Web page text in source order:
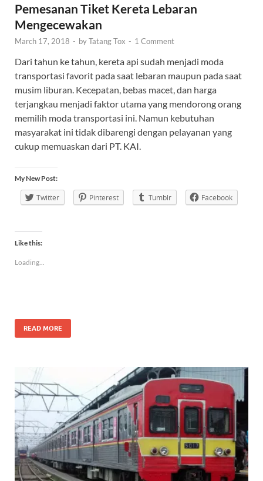
Pemesanan Tiket Kereta Lebaran
Mengecewakan
March 17, 2018 - byTatang Tox - 1 Comment
Dari tahun ke tahun, kereta api sudah menjadi moda
transportasi favorit pada saat lebaran maupun pada saat
musim liburan. Kecepatan, bebas macet, dan harga
terjangkau menjadi faktor utama yang mendorong orang
memilih moda transportasi ini. Namun kebutuhan
masyarakat ini tidak dibarengi dengan pelayanan yang
cukup memuaskan dari PT. KAI.
My New Post:
Twitter Pinterest Tumblr Facebook
Like this:
Loading...
READ MORE